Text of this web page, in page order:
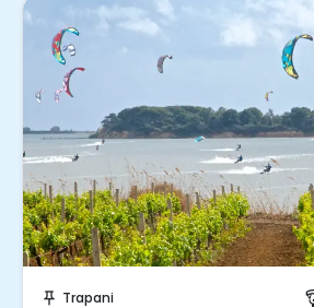
Sport & Avventura